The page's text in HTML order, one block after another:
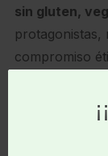
sin gluten,
protagonistas,
compromiso
Además de
innovadores,